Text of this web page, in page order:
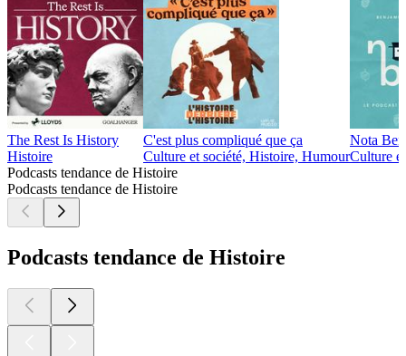
The Rest Is History
Histoire
C'est plus compliqué que ça
Culture et société, Histoire, Humour
Nota
Culture
Podcasts tendance de Histoire
Podcasts tendance de Histoire
Podcasts tendance de Histoire